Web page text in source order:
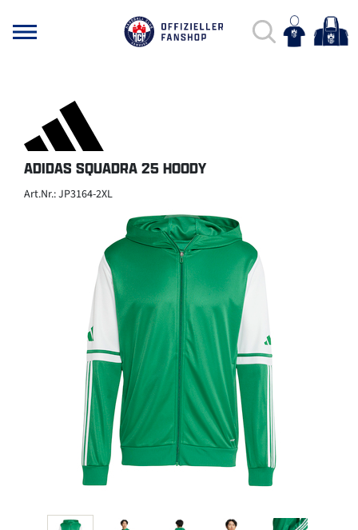
ADIDAS SQUADRA 25 HOODY
Art.Nr.: JP3164-2XL